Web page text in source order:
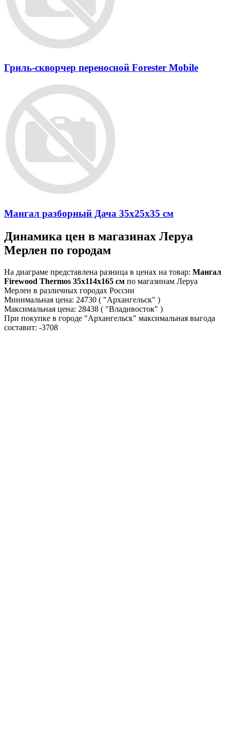
Гриль-скворчер переносной Forester Mobile
Мангал разборный Дача 35x25x35 см
Динамика цен в магазинах Леруа
Мерлен по городам
На диаграме представлена разница в ценах на товар: Мангал
Firewood Thermos 35x114x165 см по магазинам Леруа
Мерлен в различных городах России
Минимальная цена: 24730 ( "Архангельск" )
Максимальная цена: 28438 ( "Владивосток" )
При покупке в городе "Архангельск" максимальная выгода
составит: -3708